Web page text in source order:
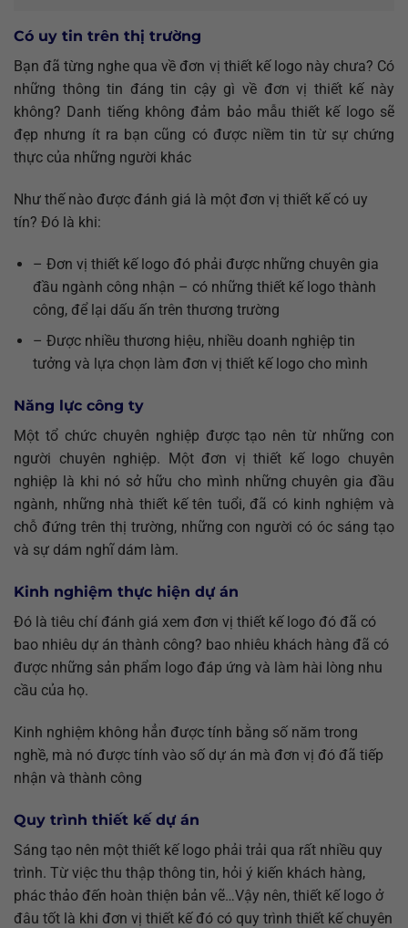
Có uy tin trên thị trường
Bạn đã từng nghe qua về đơn vị thiết kế logo này chưa? Có
những thông tin đáng tin cậy gì về đơn vị thiết kế này
không? Danh tiếng không đảm bảo mẫu thiết kế logo sẽ
đẹp nhưng ít ra bạn cũng có được niềm tin từ sự chứng
thực của những người khác
Như thế nào được đánh giá là một đơn vị thiết kế có uy
tín? Đó là khi:
– Đơn vị thiết kế logo đó phải được những chuyên gia
đầu ngành công nhận – có những thiết kế logo thành
công, để lại dấu ấn trên thương trường
– Được nhiều thương hiệu, nhiều doanh nghiệp tin
tưởng và lựa chọn làm đơn vị thiết kế logo cho mình
Năng lực công ty
Một tổ chức chuyên nghiệp được tạo nên từ những con
người chuyên nghiệp. Một đơn vị thiết kế logo chuyên
nghiệp là khi nó sở hữu cho mình những chuyên gia đầu
ngành, những nhà thiết kế tên tuổi, đã có kinh nghiệm và
chỗ đứng trên thị trường, những con người có óc sáng tạo
và sự dám nghĩ dám làm.
Kinh nghiệm thực hiện dự án
Đó là tiêu chí đánh giá xem đơn vị thiết kế logo đó đã có
bao nhiêu dự án thành công? bao nhiêu khách hàng đã có
được những sản phẩm logo đáp ứng và làm hài lòng nhu
cầu của họ.
Kinh nghiệm không hẳn được tính bằng số năm trong
nghề, mà nó được tính vào số dự án mà đơn vị đó đã tiếp
nhận và thành công
Quy trình thiết kế dự án
Sáng tạo nên một thiết kế logo phải trải qua rất nhiều quy
trình. Từ việc thu thập thông tin, hỏi ý kiến khách hàng,
phác thảo đến hoàn thiện bản vẽ…Vậy nên, thiết kế logo ở
đâu tốt là khi đơn vị thiết kế đó có quy trình thiết kế chuyên